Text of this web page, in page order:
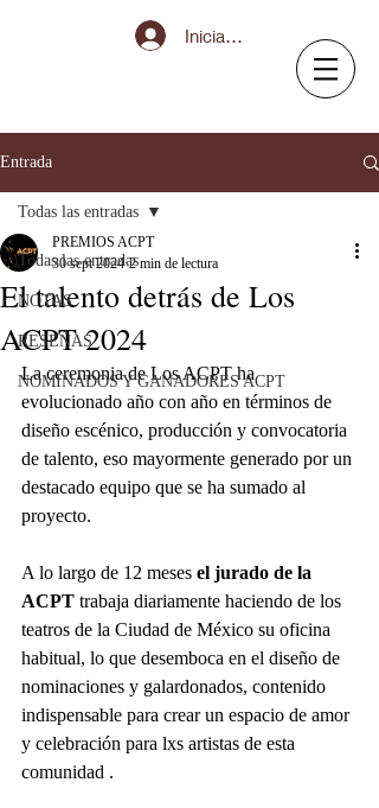
Iniciar sesión
Entrada
Todas las entradas
NOTAS
RESEÑAS
NOMINADOS Y GANADORES ACPT
Todas las entradas
El talento detrás de Los
ACPT 2024
PREMIOS ACPT
30 sept 2024 2 min de lectura
La ceremonia de Los ACPT ha
evolucionado año con año en términos de
diseño escénico, producción y convocatoria
de talento, eso mayormente generado por un
destacado equipo que se ha sumado al
proyecto.
A lo largo de 12 meses el jurado de la
ACPT trabaja diariamente haciendo de los
teatros de la Ciudad de México su oficina
habitual, lo que desemboca en el diseño de
nominaciones y galardonados, contenido
indispensable para crear un espacio de amor
y celebración para lxs artistas de esta
comunidad .